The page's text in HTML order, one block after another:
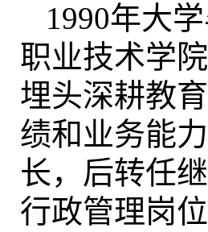
1990年大
职业技术学
埋头深耕教
绩和业务能
长，后转任
行政管理岗